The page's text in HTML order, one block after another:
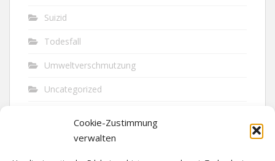
Cookie-Zustimmung
verwalten
Suizid
Todesfall
Umweltverschmutzung
Uncategorized
Vandalismus